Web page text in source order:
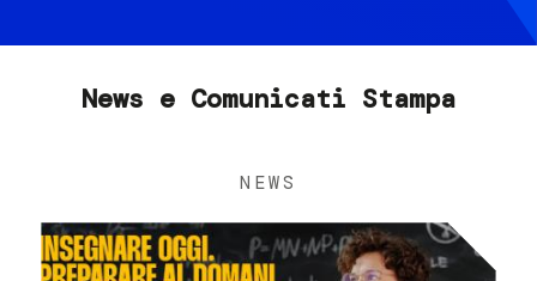
News e Comunicati Stampa
NEWS